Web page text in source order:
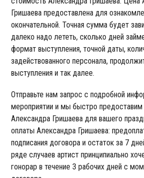
Гришаева предоставлена для
окончательной. Точная сумма будет
далеко надо лететь, сколько дней
формат выступления, точной даты,
задействованного персонала,
выступления и так далее.
Отправьте нам запрос с подробной
мероприятии и мы быстро предоставим
Александра Гришаева для вашего
оплаты Александра Гришаева:
подписания договора и остаток за 7
ряде случаев артист принципиально
гонорар в течение 3 рабочих дней с